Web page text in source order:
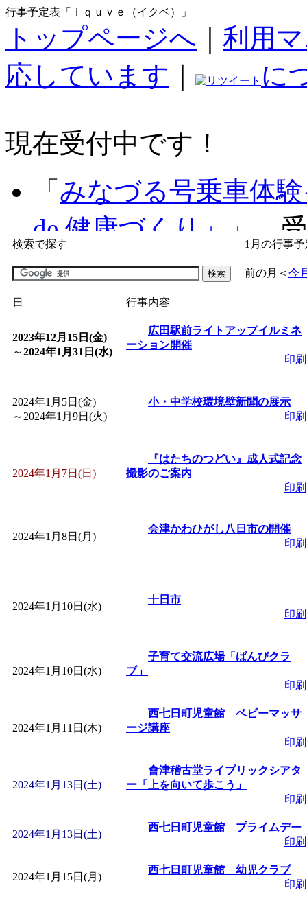
行事予定表「ｉｑｕｖｅ（イクベ）」
トップページへ
利用
応しています
に
現在受付中です！
「 みなづる号乗車体
de 健康づくり」
」 受
「子育て交流広場「
間：2026/07/09～
「皆鶴姫のこびる塾
「子育て講座「ばん
2026/07/10～2026/08/
「 子育て交流広場「
間：2026/07/13～2026/
間：2026/08/10～2026/
付期間：2026/08/10～
赤ちゃん子育て講
付期間：2026/08/10～
「まだまだ暑い！コ
レクリエーション
ットせよ！」 受付期
検索で探す 1月の行事
前の月 ＜ 今
日 行事内容
2023年12月15日(金)
～2024年1月31日(水)
広田駅前ライトアップイルミネ
ーション開催
印刷
2024年1月5日(金)
～ 2024年1月9日(火)
小・中学校環境壁新聞の展示
印刷
2024年1月7日(日)
『はたちのつどい』成人式記念
撮影のご案内
印刷
2024年1月8日(月)
会津かわひがし八日市の開催
印刷
2024年1月10日(水)
十日市
印刷
2024年1月10日(水)
子育て交流広場「ばんびクラ
ブ」
印刷
2024年1月11日(木)
西七日町児童館 ベビーマッサ
ージ講座
印刷
2024年1月13日(土)
會津稽古堂ライブリックシアタ
ー「上を向いて歩こう」
印刷
2024年1月13日(土)
西七日町児童館 プライムデー
印刷
2024年1月15日(月)
西七日町児童館 幼児クラブ
印刷